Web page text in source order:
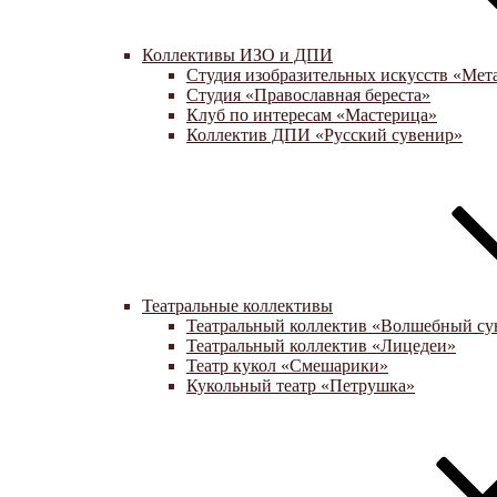
Коллективы ИЗО и ДПИ
Студия изобразительных искусств
Студия «Православная береста»
Клуб по интересам «Мастерица»
Коллектив ДПИ «Русский сувенир»
Театральные коллективы
Театральный коллектив «Волшебный
Театральный коллектив «Лицедеи»
Театр кукол «Смешарики»
Кукольный театр «Петрушка»